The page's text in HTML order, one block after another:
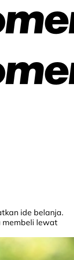
ide belanja.
membeli lewat